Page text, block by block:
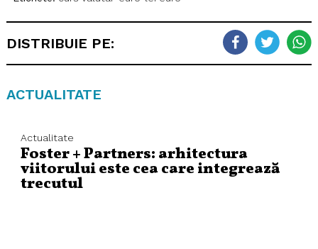
DISTRIBUIE PE:
ACTUALITATE
Actualitate
Foster + Partners: arhitectura
viitorului este cea care integrează
trecutul